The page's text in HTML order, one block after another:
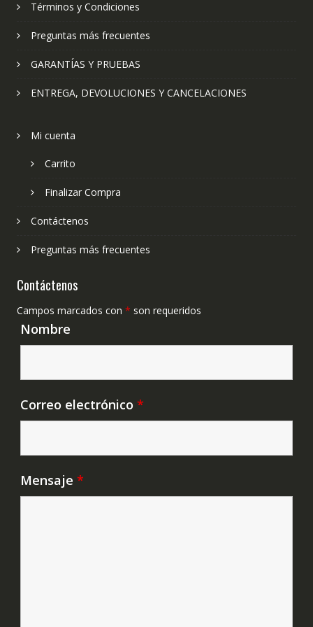
Términos y Condiciones
Preguntas más frecuentes
GARANTÍAS Y PRUEBAS
ENTREGA, DEVOLUCIONES Y CANCELACIONES
Mi cuenta
Carrito
Finalizar Compra
Contáctenos
Preguntas más frecuentes
Contáctenos
Campos marcados con * son requeridos
Nombre
Correo electrónico *
Mensaje *